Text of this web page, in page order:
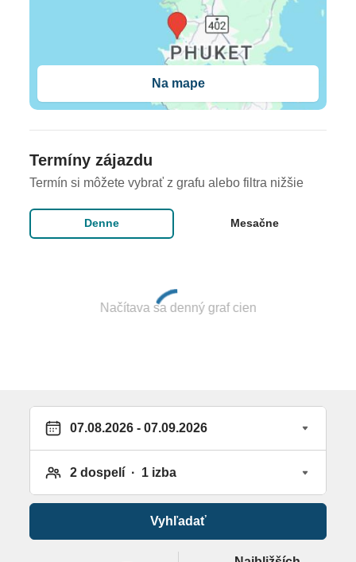
tobogán, plážové stoličky
Bazén "Detský bazén": Vonkajšia, sladká voda
osušky
Pranie: za príplatok
Recepčná služba, úschovňa služba
Parkovanie: Parkovanie (podľa dostupnosti),
parkovisko s obsluhou
Poschodia: 4, izby: 255
Raňajky
Polpenzia
Plná penzia
Na mape
Termíny zájazdu
Termín si môžete vybrať z grafu alebo filtra nižšie
Denne Mesačne
Načítava sa denný graf cien
Vyhľadať